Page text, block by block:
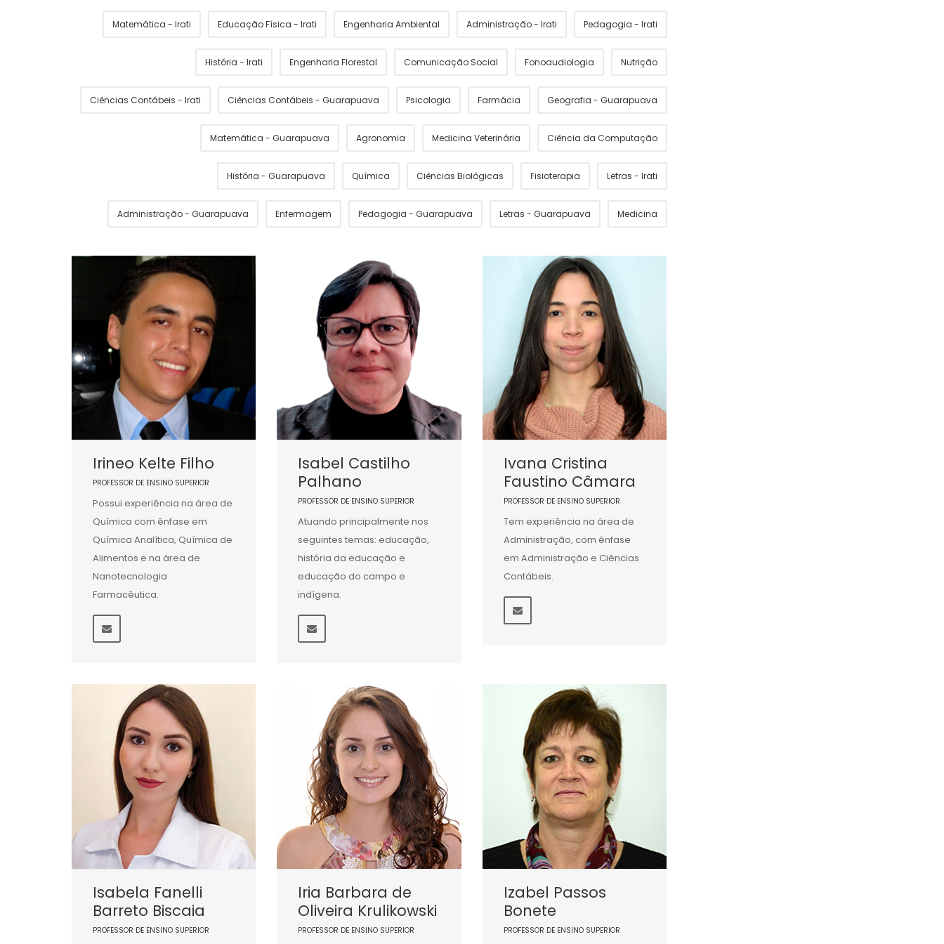
Matemática - Irati Educação Física - Irati Engenharia Ambiental Administração - Irati Pedagogia - Irati
História - Irati Engenharia Florestal Comunicação Social Fonoaudiologia Nutrição
Ciências Contábeis - Irati Ciências Contábeis - Guarapuava Psicologia Farmácia Geografia - Guarapuava
Matemática - Guarapuava Agronomia Medicina Veterinária Ciência da Computação
História - Guarapuava Química Ciências Biológicas Fisioterapia Letras - Irati
Administração - Guarapuava Enfermagem Pedagogia - Guarapuava Letras - Guarapuava Medicina
Irineo Kelte Filho
PROFESSOR DE ENSINO SUPERIOR
Possui experiência na área de
Química com ênfase em
Química Analítica, Química de
Alimentos e na área de
Nanotecnologia
Farmacêutica.
Isabel Castilho
Palhano
PROFESSOR DE ENSINO SUPERIOR
Atuando principalmente nos
seguintes temas: educação,
história da educação e
educação do campo e
indígena.
Ivana Cristina
Faustino Câmara
PROFESSOR DE ENSINO SUPERIOR
Tem experiência na área de
Administração, com ênfase
em Administração e Ciências
Contábeis.
Isabela Fanelli
Barreto Biscaia
PROFESSOR DE ENSINO SUPERIOR
Iria Barbara de
Oliveira Krulikowski
PROFESSOR DE ENSINO SUPERIOR
Izabel Passos
Bonete
PROFESSOR DE ENSINO SUPERIOR